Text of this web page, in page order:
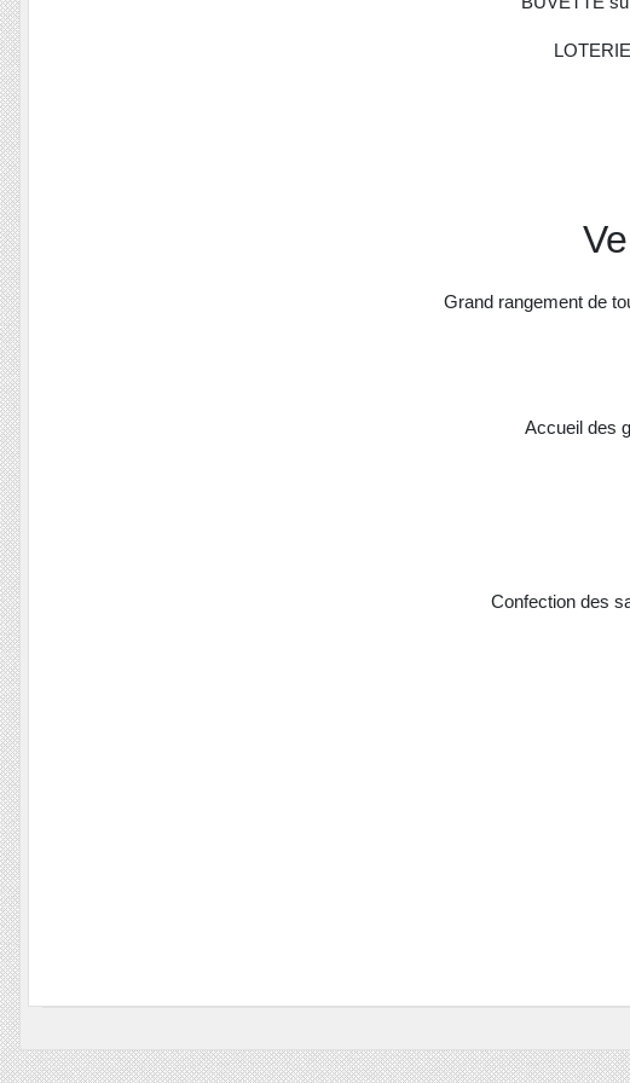
Grand rangement de
Accueil des
Confection des